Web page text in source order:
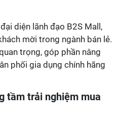
diện lãnh đạo B2S Mall,
mời trong ngành bán lẻ.
trọng, góp phần nâng
phối gia dụng chính hãng
tầm trải nghiệm mua